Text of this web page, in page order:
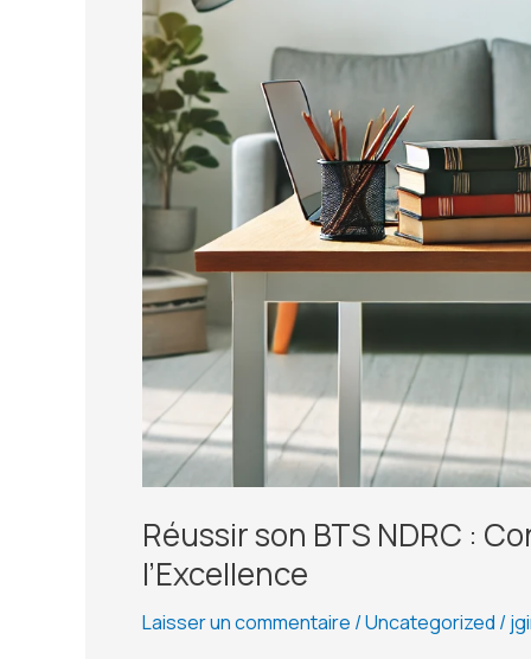
Réussir son BTS NDRC :
l’Excellence
Laisser un commentaire /Uncategorized /